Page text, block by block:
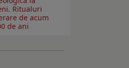
Ritualuri
de acum
de ani